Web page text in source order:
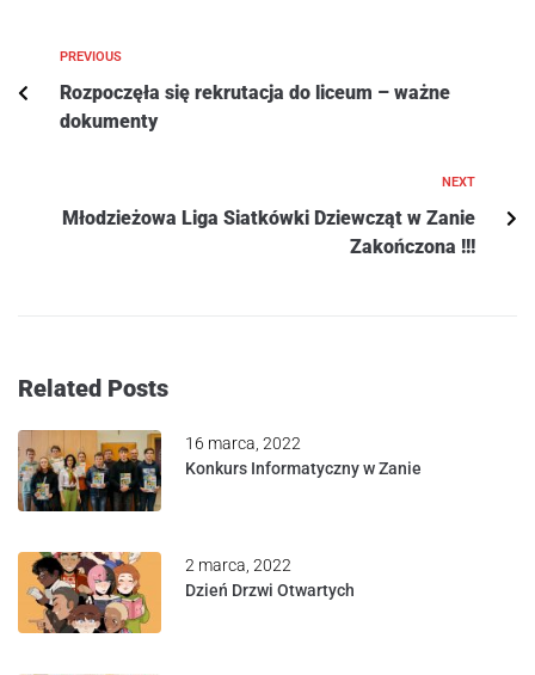
PREVIOUS
Rozpoczęła się rekrutacja do liceum – ważne
dokumenty
NEXT
Młodzieżowa Liga Siatkówki Dziewcząt w Zanie
Zakończona !!!
Related Posts
16 marca, 2022
Konkurs Informatyczny w Zanie
2 marca, 2022
Dzień Drzwi Otwartych